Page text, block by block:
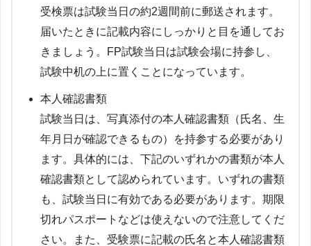
受検票は試験当日の約2週間前に郵送されます。
届いたときに記載内容にしっかりと目を通してお
きましょう。FP試験当日は試験会場に持参し、
試験中机の上に置くことになっています。
本人確認書類
試験当日は、写真添付の本人確認書類（氏名、生
年月日が確認できるもの）を持参する必要があり
ます。具体的には、下記のいずれかの書類が本人
確認書類として認められています。いずれの書類
も、試験当日に有効である必要があります。期限
切れパスポートなどは使えないので注意してくだ
さい。また、受験票に記載の氏名と本人確認書類